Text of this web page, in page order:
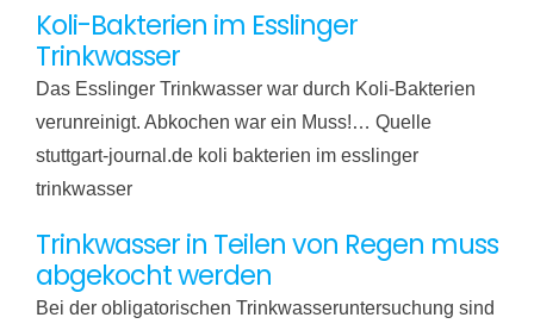
Koli-Bakterien im Esslinger
Trinkwasser
Das Esslinger Trinkwasser war durch Koli-Bakterien
verunreinigt. Abkochen war ein Muss!… Quelle
stuttgart-journal.de koli bakterien im esslinger
trinkwasser
Trinkwasser in Teilen von Regen muss
abgekocht werden
Bei der obligatorischen Trinkwasseruntersuchung sind